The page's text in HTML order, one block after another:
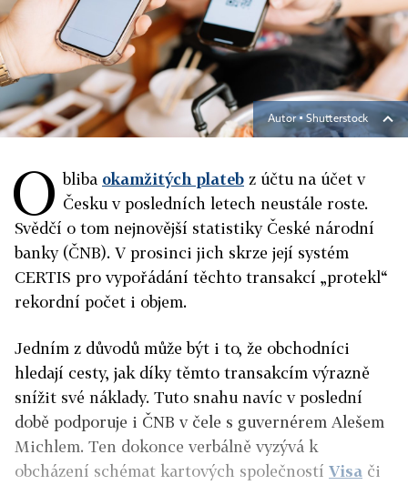
Autor ▪Shutterstock
O bliba okamžitých plateb z účtu na účet v
Česku v posledních letech neustále roste.
Svědčí o tom nejnovější statistiky České národní
banky (ČNB). V prosinci jich skrze její systém
CERTIS pro vypořádání těchto transakcí „protekl“
rekordní počet i objem.
Jedním z důvodů může být i to, že obchodníci
hledají cesty, jak díky těmto transakcím výrazně
snížit své náklady. Tuto snahu navíc v poslední
době podporuje i ČNB v čele s guvernérem Alešem
Michlem. Ten dokonce verbálně vyzývá k
obcházení schémat kartových společností Visa či